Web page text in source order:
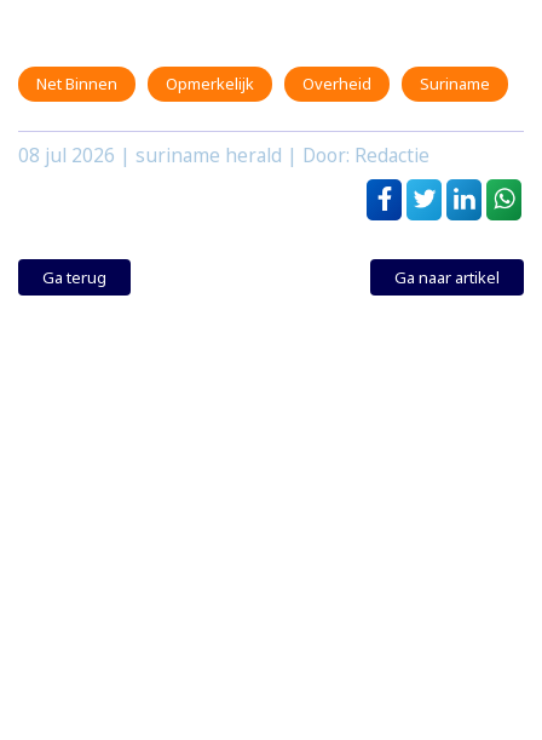
Net Binnen Opmerkelijk Overheid Suriname
08 jul 2026 | suriname herald | Door: Redactie
Ga terug Ga naar artikel